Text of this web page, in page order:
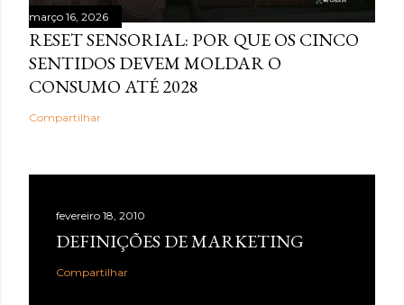
março 16, 2026
RESET SENSORIAL: POR QUE OS CINCO
SENTIDOS DEVEM MOLDAR O
CONSUMO ATÉ 2028
Compartilhar
fevereiro 18, 2010
DEFINIÇÕES DE MARKETING
Compartilhar